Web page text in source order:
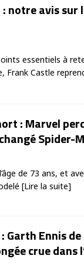
: notre avis
essentiels à
Frank Castle
: Marvel
Spider-
de 73 ans, et
[Lire la suite]
Garth Ennis
crue dans